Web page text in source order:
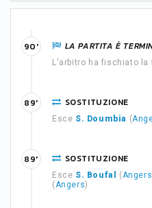
LA PARTITA È
L'arbitro ha fischiato la
90'
SOSTITUZIONE
Esce S. Doumbia (
89'
SOSTITUZIONE
Esce S. Boufal (Angers
(Angers)
89'